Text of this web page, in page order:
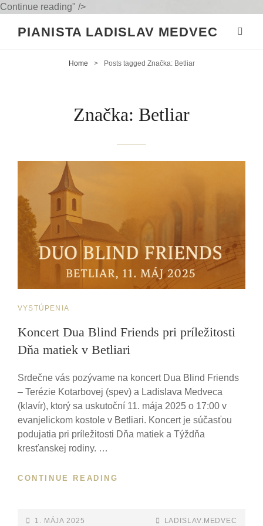
Continue readingKoncert
Blind
pri
v
" />
PIANISTA LADISLAV MEDVEC
Home > Posts tagged Značka: Betliar
Značka: Betliar
CAT
VYSTÚPENIA
Koncert Dua Blind Friends pri príležitosti
Dňa matiek v Betliari
Srdečne vás pozývame na koncert Dua Blind Friends
– Terézie Kotarbovej (spev) a Ladislava Medveca
(klavír), ktorý sa uskutoční 11. mája 2025 o 17:00 v
evanjelickom kostole v Betliari. Koncert je súčasťou
podujatia pri príležitosti Dňa matiek a Týždňa
kresťanskej rodiny. …
CONTINUE READING
FRIENDS
POSTED-
1. MÁJA 2025 BY
BYLINE
LADISLAV.MEDVEC